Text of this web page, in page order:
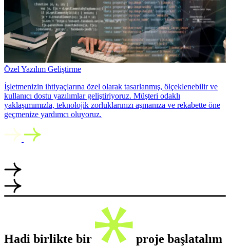
Özel Yazılım Geliştirme
İşletmenizin ihtiyaçlarına özel olarak tasarlanmış, ölçeklenebilir ve
kullanıcı dostu yazılımlar geliştiriyoruz. Müşteri odaklı
yaklaşımımızla, teknolojik zorluklarınızı aşmanıza ve rekabette öne
geçmenize yardımcı oluyoruz.
Hadi birlikte bir proje başlatalım